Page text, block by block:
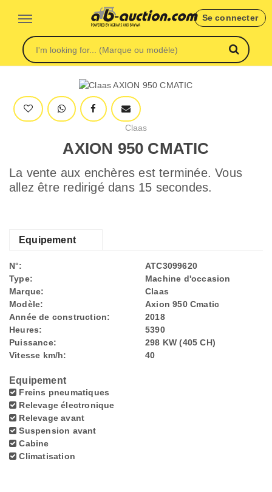
Se connecter
Claas
AXION 950 CMATIC
La vente aux enchères est terminée. Vous
allez être redirigé dans 15 secondes.
Equipement
N°:
ATC3099620
Type:
Machine d'occasion
Marque:
Claas
Modèle:
Axion 950 Cmatic
Année de construction:
2018
Heures:
5390
Puissance:
298 KW (405 CH)
Vitesse km/h:
40
Equipement
Freins pneumatiques
Relevage électronique
Relevage avant
Suspension avant
Cabine
Climatisation